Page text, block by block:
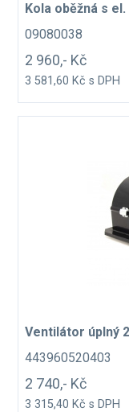
Kola oběžná s
09080038
2 960,- Kč
3 581,60 Kč s DPH
Ventilátor úplný
443960520403
2 740,- Kč
3 315,40 Kč s DPH